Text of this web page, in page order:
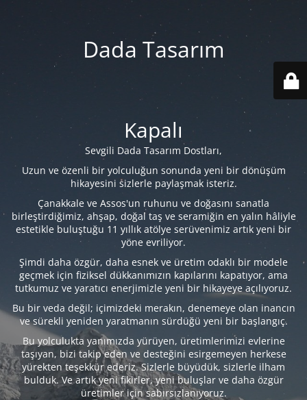
Dada Tasarım
Kapalı
Sevgili Dada Tasarım Dostları,
Uzun ve özenli bir yolculuğun sonunda yeni bir dönüşüm
hikayesini sizlerle paylaşmak isteriz.
Çanakkale ve Assos'un ruhunu ve doğasını sanatla
birleştirdiğimiz, ahşap, doğal taş ve seramiğin en yalın hâliyle
estetikle buluştuğu 11 yıllık atölye serüvenimiz artık yeni bir
yöne evriliyor.
Şimdi daha özgür, daha esnek ve üretim odaklı bir modele
geçmek için fiziksel dükkanımızın kapılarını kapatıyor, ama
tutkumuz ve yaratıcı enerjimizle yeni bir hikayeye açılıyoruz.
Bu bir veda değil; içimizdeki merakın, denemeye olan inancın
ve sürekli yeniden yaratmanın sürdüğü yeni bir başlangıç.
Bu yolculukta yanımızda yürüyen, üretimlerimizi evlerine
taşıyan, bizi takip eden ve desteğini esirgemeyen herkese
yürekten teşekkür ederiz. Sizlerle büyüdük, sizlerle ilham
bulduk. Ve artık yeni fikirler, yeni buluşlar ve daha özgür
üretimler için sabırsızlanıyoruz.